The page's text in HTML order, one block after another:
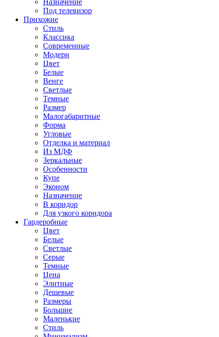
Назначение
Под телевизор
Прихожие
Стиль
Классика
Современные
Модерн
Цвет
Белые
Венге
Светлые
Темные
Размер
Малогабаритные
Форма
Угловые
Отделка и материал
Из МДФ
Зеркальные
Особенности
Купе
Эконом
Назначение
В коридор
Для узкого коридора
Гардеробные
Цвет
Белые
Светлые
Серые
Темные
Цена
Элитные
Дешевые
Размеры
Большие
Маленькие
Стиль